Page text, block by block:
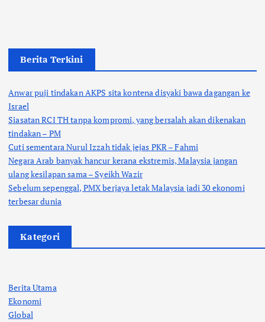
Berita Terkini
Anwar puji tindakan AKPS sita kontena disyaki bawa dagangan ke
Israel
Siasatan RCI TH tanpa kompromi, yang bersalah akan dikenakan
tindakan – PM
Cuti sementara Nurul Izzah tidak jejas PKR – Fahmi
Negara Arab banyak hancur kerana ekstremis, Malaysia jangan
ulang kesilapan sama – Syeikh Wazir
Sebelum sepenggal, PMX berjaya letak Malaysia jadi 30 ekonomi
terbesar dunia
Kategori
Berita Utama
Ekonomi
Global